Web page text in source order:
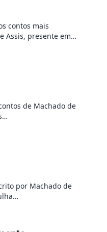
contos mais
Assis, presente em…
de Machado de
por Machado de